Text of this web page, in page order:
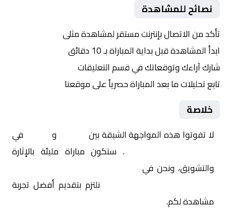
نصائح للمشاهدة
تأكد من الاتصال بإنترنت مستقر لمشاهدة مثلى
ابدأ المشاهدة قبل بداية المباراة بـ 10 دقائق
شارك آراءك وتوقعاتك في قسم التعليقات
تابع تحليلات ما بعد المباراة حصرياً على موقعنا
خلاصة
لا تفوتوا هذه المواجهة الشيقة بين و
في
. ستكون مباراة مليئة بالإثارة
والتشويق، ونحن في
نلتزم بتقديم أفضل تجربة
مشاهدة لكم.